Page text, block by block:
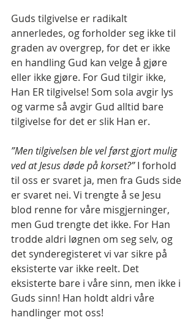
Guds tilgivelse er radikalt
annerledes, og forholder seg ikke til
graden av overgrep, for det er ikke
en handling Gud kan velge å gjøre
eller ikke gjøre. For Gud tilgir ikke,
Han ER tilgivelse! Som sola avgir lys
og varme så avgir Gud alltid bare
tilgivelse for det er slik Han er.
”Men tilgivelsen ble vel først gjort mulig
ved at Jesus døde på korset?” I forhold
til oss er svaret ja, men fra Guds side
er svaret nei. Vi trengte å se Jesu
blod renne for våre misgjerninger,
men Gud trengte det ikke. For Han
trodde aldri løgnen om seg selv, og
det synderegisteret vi var sikre på
eksisterte var ikke reelt. Det
eksisterte bare i våre sinn, men ikke i
Guds sinn! Han holdt aldri våre
handlinger mot oss!